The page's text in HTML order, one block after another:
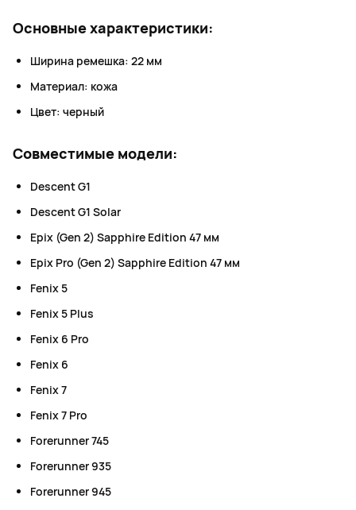
Основные характеристики:
Ширина ремешка: 22 мм
Материал: кожа
Цвет: черный
Совместимые модели:
Descent G1
Descent G1 Solar
Epix (Gen 2) Sapphire Edition 47 мм
Epix Pro (Gen 2) Sapphire Edition 47 мм
Fenix 5
Fenix 5 Plus
Fenix 6 Pro
Fenix 6
Fenix 7
Fenix 7 Pro
Forerunner 745
Forerunner 935
Forerunner 945